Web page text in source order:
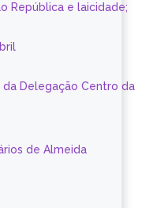
República e laicidade;
Delegação Centro da
de Almeida